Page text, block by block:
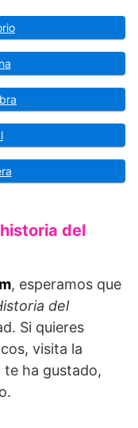
del
, esperamos que
del
Si quieres
visita la
te ha gustado,